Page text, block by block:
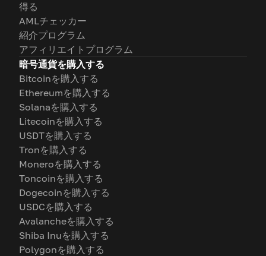
得る
AMLチェッカー
紹介プログラム
アフィリエイトプログラム
暗号通貨を購入する
Bitcoinを購入する
Ethereumを購入する
Solanaを購入する
Litecoinを購入する
USDTを購入する
Tronを購入する
Moneroを購入する
Toncoinを購入する
Dogecoinを購入する
USDCを購入する
Avalancheを購入する
Shiba Inuを購入する
Polygonを購入する